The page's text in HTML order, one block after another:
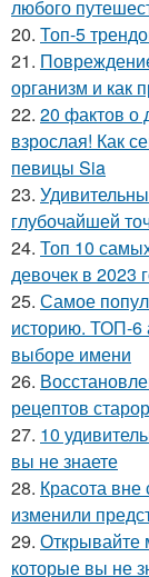
любого
20. Топ-5
21.
организм и как
22. 20 фактов о
взрослая! Как
певицы Sia
23.
глубочайшей
24. Топ 10
девочек в 2023
25. Самое
историю. ТОП-6
выборе имени
26.
рецептов
27. 10
вы не знаете
28. Красота
изменили
29. Открывайте
которые вы не